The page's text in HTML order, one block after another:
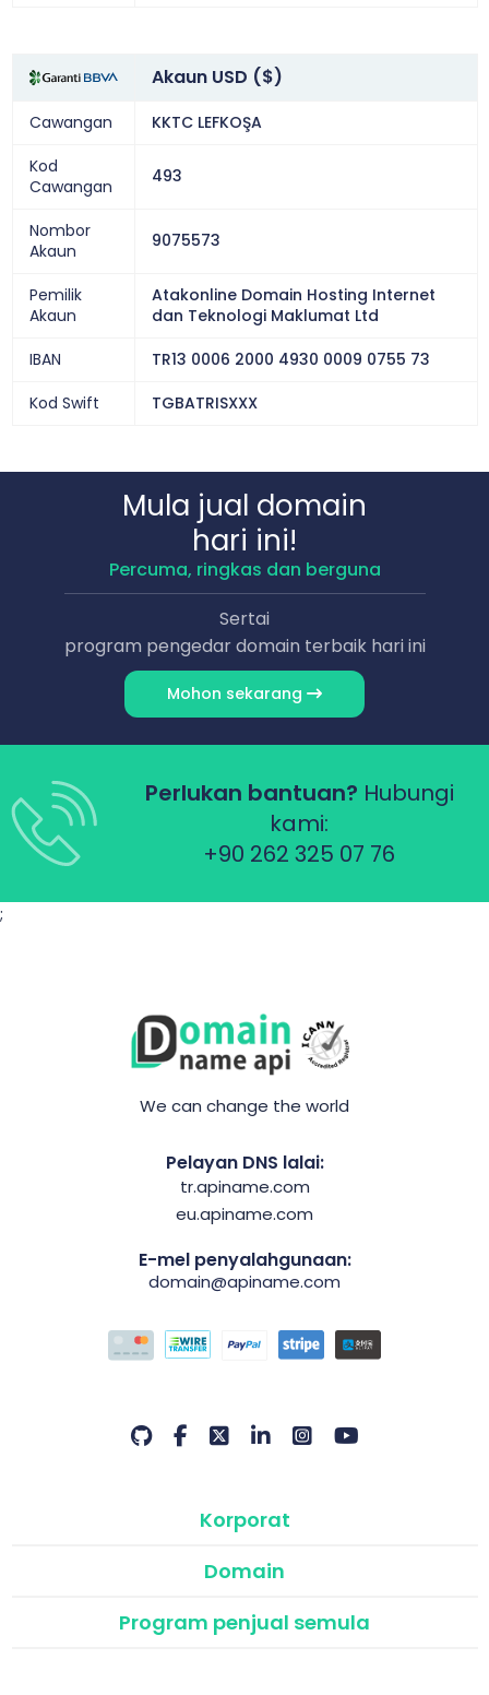
Akaun USD ($)
Cawangan
KKTC LEFKOŞA
Kod
Cawangan
493
Nombor
Akaun
9075573
Pemilik
Akaun
Atakonline Domain Hosting Internet
dan Teknologi Maklumat Ltd
IBAN
TR13 0006 2000 4930 0009 0755 73
Kod Swift
TGBATRISXXX
Mula jual domain
hari ini!
Percuma, ringkas dan berguna
Sertai
program pengedar domain terbaik hari ini
Mohon sekarang
Perlukan bantuan? Hubungi
kami:
+90 262 325 07 76
;
We can change the world
Pelayan DNS lalai:
tr.apiname.com
eu.apiname.com
E-mel penyalahgunaan:
domain@apiname.com
Korporat
Domain
Program penjual semula